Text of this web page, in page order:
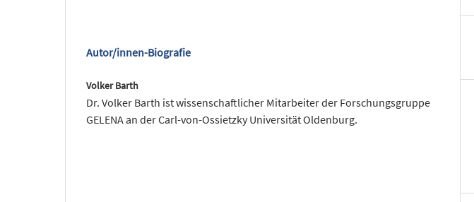
Autor/innen-Biografie
Volker Barth
Dr. Volker Barth ist wissenschaftlicher Mitarbeiter der Forschungsgruppe
GELENA an der Carl-von-Ossietzky Universität Oldenburg.